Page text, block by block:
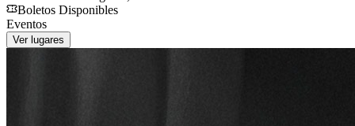
Boletos Disponibles
Eventos
Ver lugares